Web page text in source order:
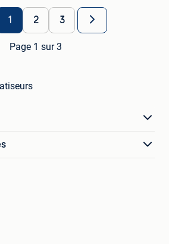
1 2 3
Page 1 sur 3